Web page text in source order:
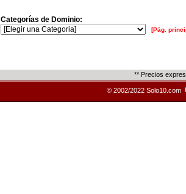
Categorías de Dominio:
[Pág.
** Precios
© 2002/2022 Solo10.com